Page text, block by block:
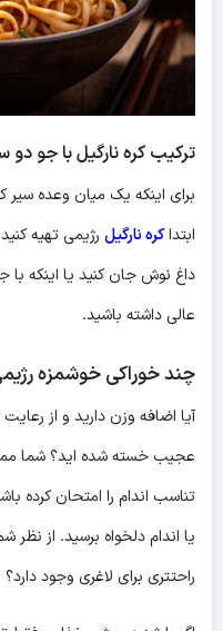
ترکیب کره نارگیل با جو دو
برای اینکه یک میان وعده سیر
ابتداکره نارگیل رژیمی تهیه
داغ نوش جان کنید یا اینکه
عالی داشته باشید.
چند خوراکی خوشمزه
آیا اضافه وزن دارید و از
عجیب خسته شده اید؟ شما
تناسب اندام را امتحان کرده
یا اندام دلخواه برسید. از
راحتتری برای لاغری وجود دارد؟